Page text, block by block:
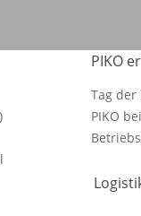
PIKO
Tag
PIKO